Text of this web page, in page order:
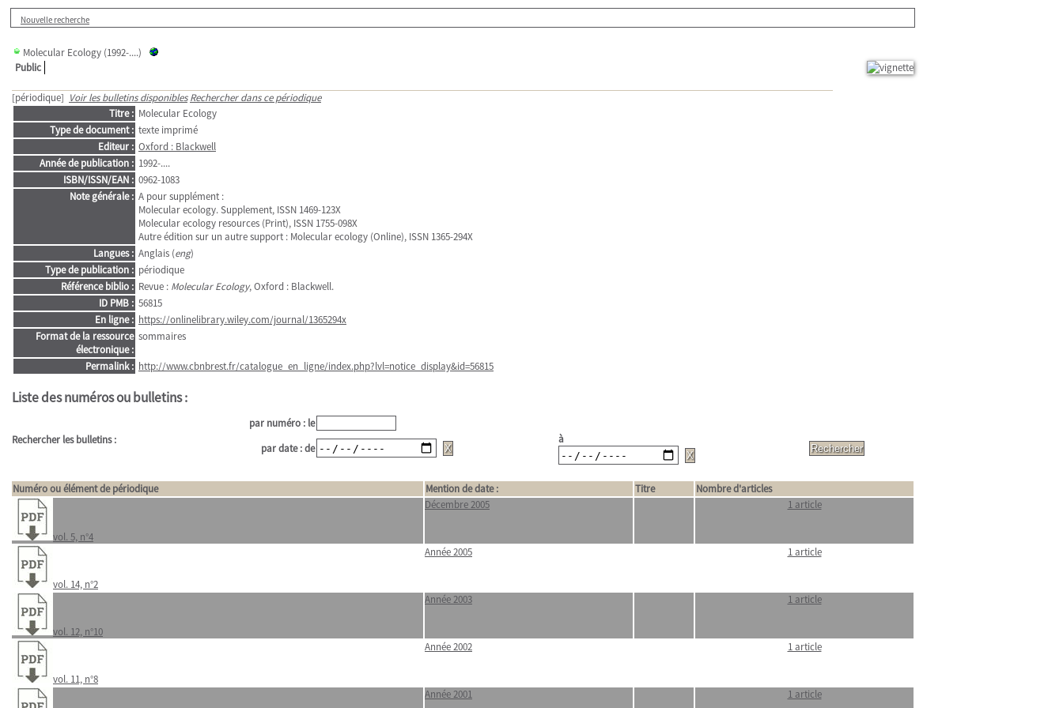
Nouvelle recherche
Molecular Ecology (1992-....)
Public
[périodique] Voir les bulletins disponibles Rechercher dans ce périodique
Titre : Molecular Ecology
Type de document : texte imprimé
Editeur : Oxford : Blackwell
Année de publication : 1992-....
ISBN/ISSN/EAN : 0962-1083
Note générale : A pour supplément :
Molecular ecology. Supplement, ISSN 1469-123X
Molecular ecology resources (Print), ISSN 1755-098X
Autre édition sur un autre support : Molecular ecology (Online), ISSN 1365-294X
Langues : Anglais (eng)
Type de publication : périodique
Référence biblio : Revue : Molecular Ecology, Oxford : Blackwell.
ID PMB : 56815
En ligne : https://onlinelibrary.wiley.com/journal/1365294x
Format de la ressource
électronique :
sommaires
Permalink : http://www.cbnbrest.fr/catalogue_en_ligne/index.php?lvl=notice_display&id=56815
Liste des numéros ou bulletins :
Rechercher les bulletins :
par numéro : le
par date : de
à
Numéro ou élément de périodique Mention de date : Titre Nombre d'articles
vol. 5, n°4
Décembre 2005 1 article
vol. 14, n°2
Année 2005 1 article
vol. 12, n°10
Année 2003 1 article
vol. 11, n°8
Année 2002 1 article
Année 2001 1 article